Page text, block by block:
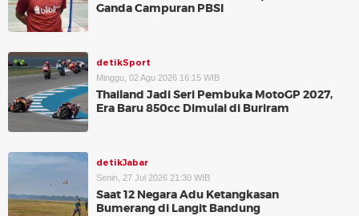
Ganda Campuran PBSI
detikSport
Minggu, 02 Agu 2026 16:15 WIB
Thailand Jadi Seri Pembuka MotoGP 2027,
Era Baru 850cc Dimulai di Buriram
detikJabar
Senin, 27 Jul 2026 21:30 WIB
Saat 12 Negara Adu Ketangkasan
Bumerang di Langit Bandung